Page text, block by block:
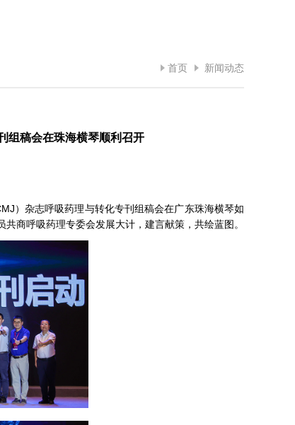
首页 新闻动态
组稿会在珠海横琴顺利召开
）杂志呼吸药理与转化专刊组稿会在广东珠海横琴如
商呼吸药理专委会发展大计，建言献策，共绘蓝图。